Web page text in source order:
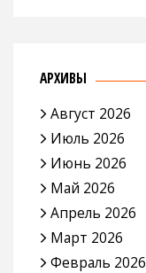
АРХИВЫ
Август 2026
Июль 2026
Июнь 2026
Май 2026
Апрель 2026
Март 2026
Февраль 2026